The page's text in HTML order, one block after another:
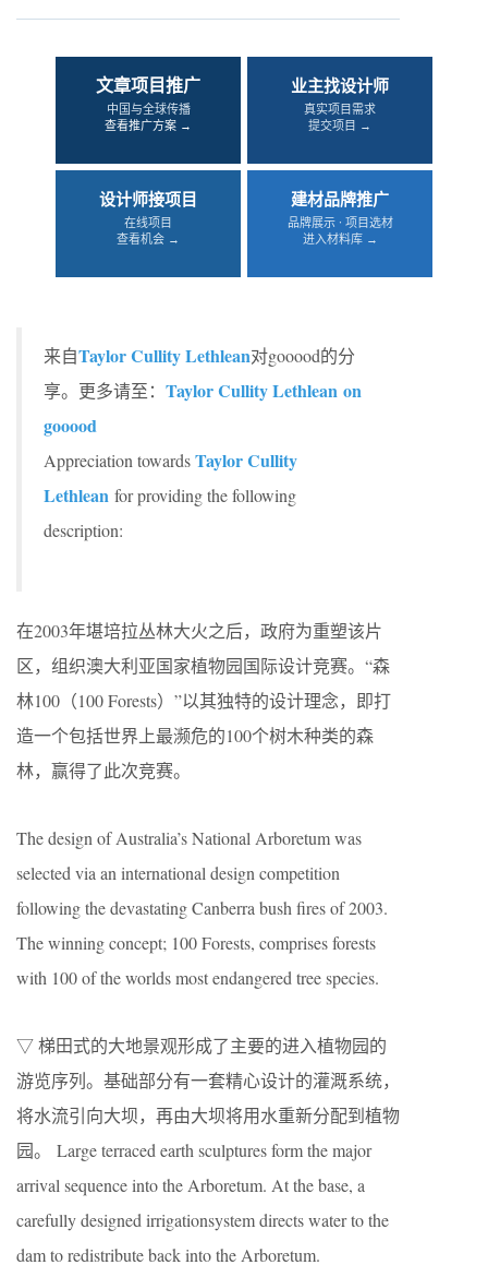
文章项目推广
中国与全球传播
查看推广方案 →
业主找设计师
真实项目需求
提交项目 →
设计师接项目
在线项目
查看机会 →
建材品牌推广
品牌展示 · 项目选材
进入材料库 →
来自Taylor Cullity Lethlean对gooood的分
享。更多请至： Taylor Cullity Lethlean on
gooood
Appreciation towardsTaylor Cullity
Lethlean for providing the following
description:
在2003年堪培拉丛林大火之后，政府为重塑该片
区，组织澳大利亚国家植物园国际设计竞赛。“森
林100（100 Forests）”以其独特的设计理念，即打
造一个包括世界上最濒危的100个树木种类的森
林，赢得了此次竞赛。
The design of Australia’s National Arboretum was
selected via an international design competition
following the devastating Canberra bush fires of 2003.
The winning concept; 100 Forests, comprises forests
with 100 of the worlds most endangered tree species.
▽ 梯田式的大地景观形成了主要的进入植物园的
游览序列。基础部分有一套精心设计的灌溉系统，
将水流引向大坝，再由大坝将用水重新分配到植物
园。 Large terraced earth sculptures form the major
arrival sequence into the Arboretum. At the base, a
carefully designed irrigationsystem directs water to the
dam to redistribute back into the Arboretum.